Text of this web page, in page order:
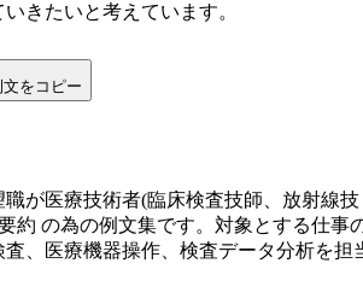
きたいと考えています。
文をコピー
職が医療技術者(臨床検査技師、放射線技
約 の為の例文集です。対象とする仕事
査、医療機器操作、検査データ分析を担